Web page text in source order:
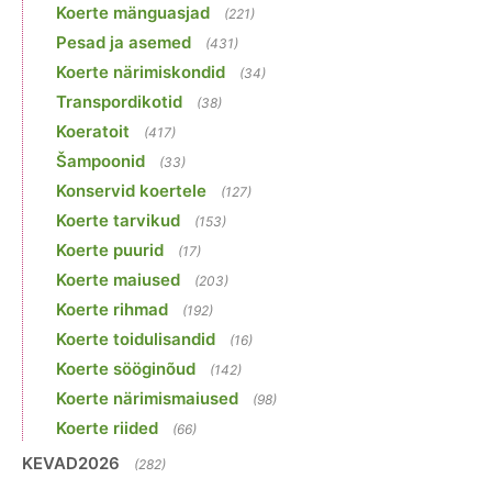
Koerte mänguasjad (221)
Pesad ja asemed (431)
Koerte närimiskondid (34)
Transpordikotid (38)
Koeratoit (417)
Šampoonid (33)
Konservid koertele (127)
Koerte tarvikud (153)
Koerte puurid (17)
Koerte maiused (203)
Koerte rihmad (192)
Koerte toidulisandid (16)
Koerte sööginõud (142)
Koerte närimismaiused (98)
Koerte riided (66)
KEVAD2026 (282)